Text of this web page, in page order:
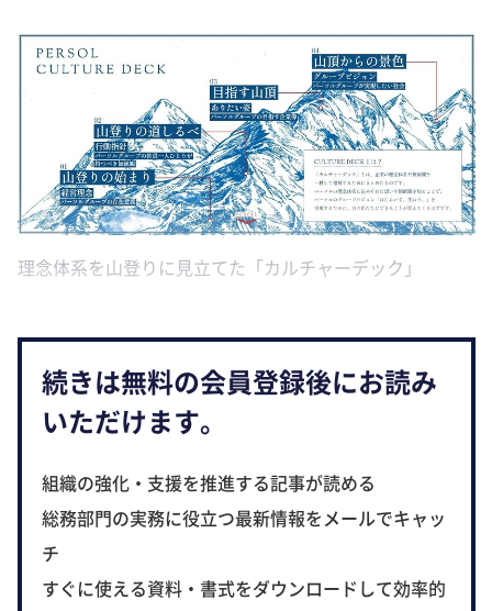
理念体系を山登りに見立てた「カルチャーデック」
続きは無料の会員登録後にお読み
いただけます。
組織の強化・支援を推進する記事が読める
総務部門の実務に役立つ最新情報をメールでキャッ
チ
すぐに使える資料・書式をダウンロードして効率的